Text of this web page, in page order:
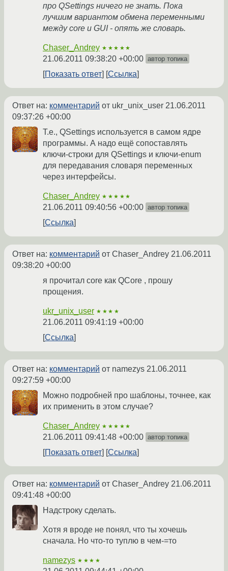
про QSettings ничего не знать. Пока
лучшим вариантом обмена переменными
между core и GUI - опять же словарь.
Chaser_Andrey ★★★★★
21.06.2011 09:38:20 +00:00 автор топика
Показать ответ Ссылка
Ответ на: комментарий от ukr_unix_user 21.06.2011
09:37:26 +00:00
Т.е., QSettings используется в самом ядре
программы. А надо ещё сопоставлять
ключи-строки для QSettings и ключи-enum
для передавания словаря переменных
через интерфейсы.
Chaser_Andrey ★★★★★
21.06.2011 09:40:56 +00:00 автор топика
Ссылка
Ответ на: комментарий от Chaser_Andrey 21.06.2011
09:38:20 +00:00
я прочитал core как QCore , прошу
прощения.
ukr_unix_user ★★★★
21.06.2011 09:41:19 +00:00
Ссылка
Ответ на: комментарий от namezys 21.06.2011
09:27:59 +00:00
Можно подробней про шаблоны, точнее, как
их применить в этом случае?
Chaser_Andrey ★★★★★
21.06.2011 09:41:48 +00:00 автор топика
Показать ответ Ссылка
Ответ на: комментарий от Chaser_Andrey 21.06.2011
09:41:48 +00:00
Надстроку сделать.
Хотя я вроде не понял, что ты хочешь
сначала. Но что-то туплю в чем-=то
namezys ★★★★